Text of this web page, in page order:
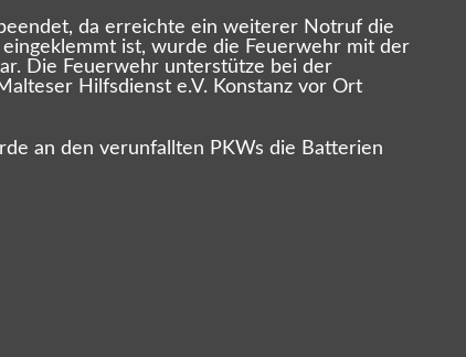
da erreichte ein weiterer Notruf die
ist, wurde die Feuerwehr mit der
Die Feuerwehr unterstütze bei der
Hilfsdienst e.V. Konstanz vor Ort
an den verunfallten PKWs die Batterien